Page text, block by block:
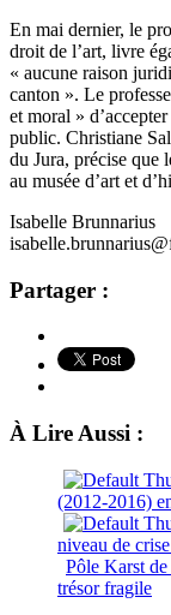
En mai dernier, le
droit de l’art, livre
« aucune raison
canton ». Le
et moral »
public. Christiane
du Jura, précise que
au musée d’art et
Isabelle Brunnarius
Partager :
À Lire Aussi :
(2012-2016)
niveau de
Pôle Karst
trésor fragile